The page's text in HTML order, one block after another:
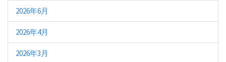
2026年6月
2026年4月
2026年3月